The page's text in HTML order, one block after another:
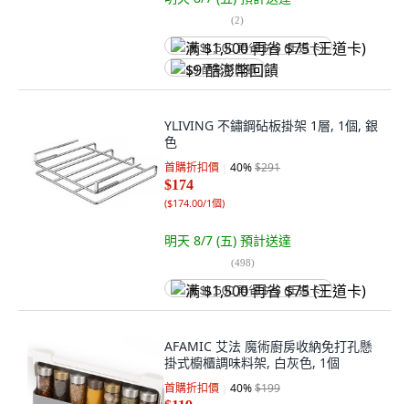
(2)
满 $1,500 再省 $75 (王道卡)
$9 酷澎幣回饋
YLIVING 不鏽鋼砧板掛架 1層, 1個, 銀
色
首購折扣價 40%$291
$174
($174.00/1個)
明天 8/7 (五) 預計送達
(498)
满 $1,500 再省 $75 (王道卡)
AFAMIC 艾法 魔術廚房收納免打孔懸
掛式櫥櫃調味料架, 白灰色, 1個
首購折扣價 40%$199